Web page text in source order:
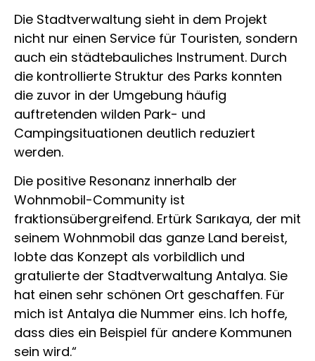
Die Stadtverwaltung sieht in dem Projekt
nicht nur einen Service für Touristen, sondern
auch ein städtebauliches Instrument. Durch
die kontrollierte Struktur des Parks konnten
die zuvor in der Umgebung häufig
auftretenden wilden Park- und
Campingsituationen deutlich reduziert
werden.
Die positive Resonanz innerhalb der
Wohnmobil-Community ist
fraktionsübergreifend. Ertürk Sarıkaya, der mit
seinem Wohnmobil das ganze Land bereist,
lobte das Konzept als vorbildlich und
gratulierte der Stadtverwaltung Antalya. Sie
hat einen sehr schönen Ort geschaffen. Für
mich ist Antalya die Nummer eins. Ich hoffe,
dass dies ein Beispiel für andere Kommunen
sein wird.“